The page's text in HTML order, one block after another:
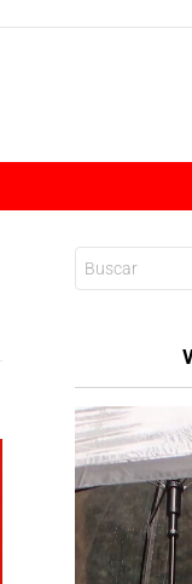
Reproductor
de
vídeo